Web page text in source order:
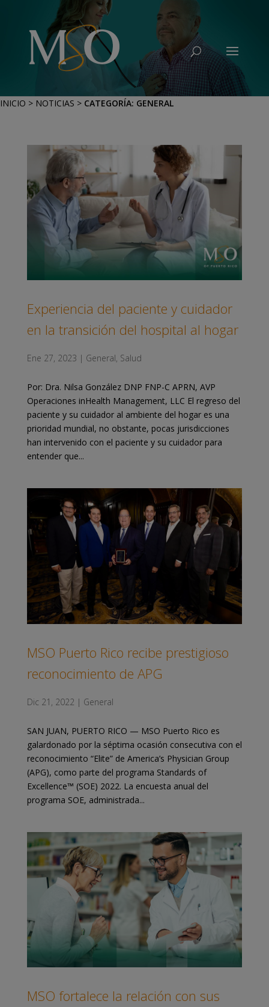
INICIO > NOTICIAS > CATEGORÍA: GENERAL
Experiencia del paciente y cuidador
en la transición del hospital al hogar
Ene 27, 2023 | General, Salud
Por: Dra. Nilsa González DNP FNP-C APRN, AVP
Operaciones inHealth Management, LLC El regreso del
paciente y su cuidador al ambiente del hogar es una
prioridad mundial, no obstante, pocas jurisdicciones
han intervenido con el paciente y su cuidador para
entender que...
MSO Puerto Rico recibe prestigioso
reconocimiento de APG
Dic 21, 2022 | General
SAN JUAN, PUERTO RICO — MSO Puerto Rico es
galardonado por la séptima ocasión consecutiva con el
reconocimiento “Elite” de America’s Physician Group
(APG), como parte del programa Standards of
Excellence™ (SOE) 2022. La encuesta anual del
programa SOE, administrada...
MSO fortalece la relación con sus